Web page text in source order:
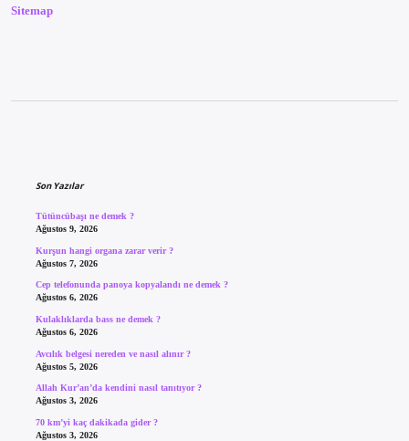
Sitemap
Son Yazılar
Tütüncübaşı ne demek ?
Ağustos 9, 2026
Kurşun hangi organa zarar verir ?
Ağustos 7, 2026
Cep telefonunda panoya kopyalandı ne demek ?
Ağustos 6, 2026
Kulaklıklarda bass ne demek ?
Ağustos 6, 2026
Avcılık belgesi nereden ve nasıl alınır ?
Ağustos 5, 2026
Allah Kur’an’da kendini nasıl tanıtıyor ?
Ağustos 3, 2026
70 km’yi kaç dakikada gider ?
Ağustos 3, 2026